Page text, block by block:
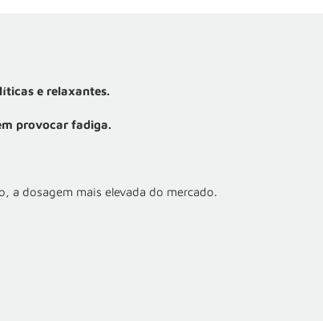
e relaxantes.
provocar fadiga.
a dosagem mais elevada do mercado.